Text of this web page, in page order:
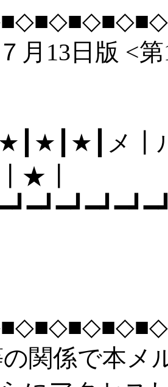
月13日版 <
メ┃ル┃
関係で本メ